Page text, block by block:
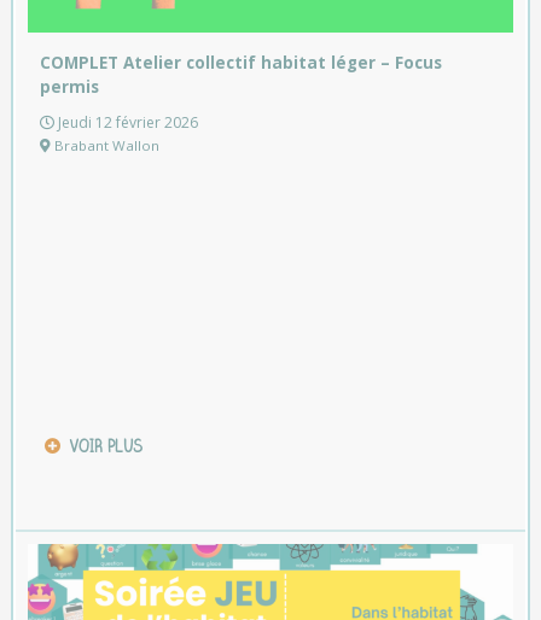
COMPLET Atelier collectif habitat léger – Focus
permis
Jeudi 12 février 2026
Brabant Wallon
VOIR PLUS